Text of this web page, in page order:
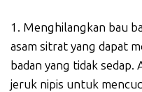
1. Menghilangkan bau
asam sitrat yang dapat
badan yang tidak sedap.
jeruk nipis untuk